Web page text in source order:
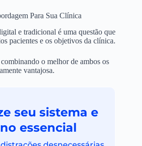
Para Sua Clínica
e tradicional é uma questão que
pacientes e os objetivos da clínica.
o melhor de ambos os
vantajosa.
seu sistema e
essencial